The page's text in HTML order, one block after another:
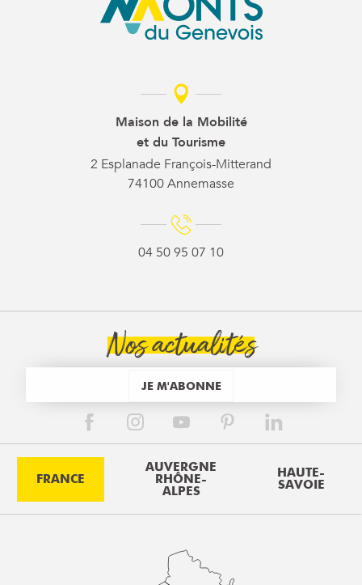
Maison de la Mobilité
et du Tourisme
2 Esplanade François-Mitterand
74100 Annemasse
04 50 95 07 10
Nos actualités
JE M'ABONNE
FRANCE
AUVERGNE
RHÔNE-
ALPES
HAUTE-
SAVOIE